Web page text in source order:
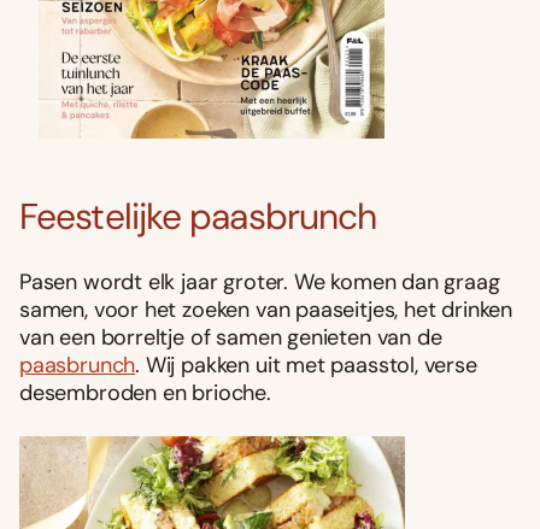
Feestelijke paasbrunch
Pasen wordt elk jaar groter. We komen dan graag
samen, voor het zoeken van paaseitjes, het drinken
van een borreltje of samen genieten van de
paasbrunch. Wij pakken uit met paasstol, verse
desembroden en brioche.